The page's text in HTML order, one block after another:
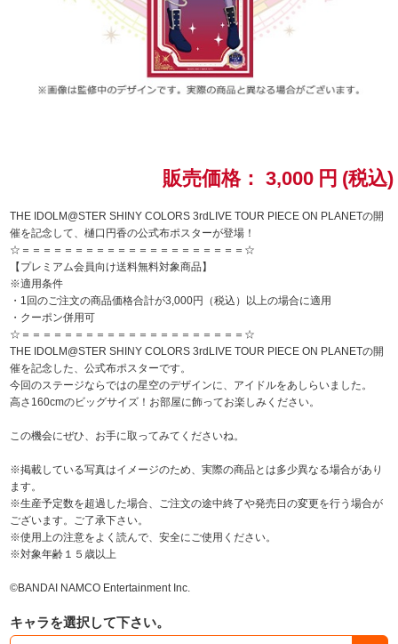
ナムコクラシック
ガンダムシリーズ
ラブライブ！
ラブライブ！サンシャイン‼
ラブライブ！虹ヶ咲学園スクールアイドル同好会
ラブライブ！スーパースター!!
アイドリッシュセブン
販売価格： 3,000 円 (税込)
THE IDOLM@STER SHINY COLORS 3rdLIVE TOUR PIECE ON PLANETの開
催を記念して、樋口円香の公式布ポスターが登場！
☆＝＝＝＝＝＝＝＝＝＝＝＝＝＝＝＝＝＝＝＝＝☆
【プレミアム会員向け送料無料対象商品】
※適用条件
・1回のご注文の商品価格合計が3,000円（税込）以上の場合に適用
・クーポン併用可
☆＝＝＝＝＝＝＝＝＝＝＝＝＝＝＝＝＝＝＝＝＝☆
THE IDOLM@STER SHINY COLORS 3rdLIVE TOUR PIECE ON PLANETの開
催を記念した、公式布ポスターです。
今回のステージならではの星空のデザインに、アイドルをあしらいました。
高さ160cmのビッグサイズ！お部屋に飾ってお楽しみください。
この機会にぜひ、お手に取ってみてくださいね。
※掲載している写真はイメージのため、実際の商品とは多少異なる場合があり
ます。
※生産予定数を超過した場合、ご注文の途中終了や発売日の変更を行う場合が
ございます。ご了承下さい。
※使用上の注意をよく読んで、安全にご使用ください。
※対象年齢１５歳以上
©BANDAI NAMCO Entertainment Inc.
キャラを選択して下さい。